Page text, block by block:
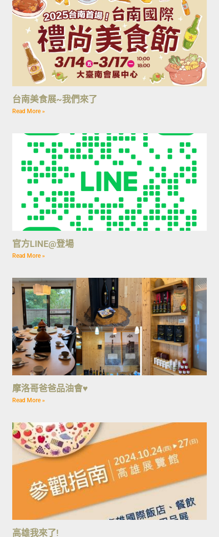
台南美食展~我們來了
Read More »
官方LINE@登場
Read More »
摩洛哥爸爸品油會♥
Read More »
高雄我來了!